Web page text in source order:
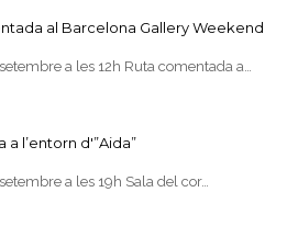
al Barcelona Gallery Weekend
a les 12h Ruta comentada a…
a l’entorn d'”Aida”
a les 19h Sala del cor…